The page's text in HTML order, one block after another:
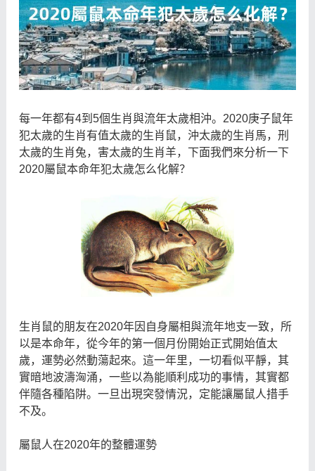
算命
八字命理 八字合婚 運勢測算
每一年都有4到5個生肖與流年太歲相沖。2020庚子鼠年
犯太歲的生肖有值太歲的生肖鼠，沖太歲的生肖馬，刑
太歲的生肖兔，害太歲的生肖羊，下面我們來分析一下
2020屬鼠本命年犯太歲怎么化解？
生肖鼠的朋友在2020年因自身屬相與流年地支一致，所
以是本命年，從今年的第一個月份開始正式開始值太
歲，運勢必然動蕩起來。這一年里，一切看似平靜，其
實暗地波濤洶涌，一些以為能順利成功的事情，其實都
伴隨各種陷阱。一旦出現突發情況，定能讓屬鼠人措手
不及。
屬鼠人在2020年的整體運勢